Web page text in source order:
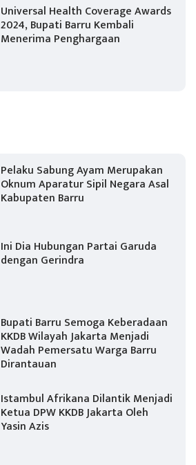
Universal Health Coverage Awards
2024, Bupati Barru Kembali
Menerima Penghargaan
Pelaku Sabung Ayam Merupakan
Oknum Aparatur Sipil Negara Asal
Kabupaten Barru
Ini Dia Hubungan Partai Garuda
dengan Gerindra
Bupati Barru Semoga Keberadaan
KKDB Wilayah Jakarta Menjadi
Wadah Pemersatu Warga Barru
Dirantauan
Istambul Afrikana Dilantik Menjadi
Ketua DPW KKDB Jakarta Oleh
Yasin Azis